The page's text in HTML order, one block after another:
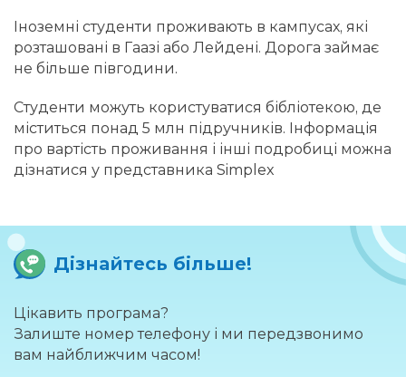
Іноземні студенти проживають в кампусах, які
розташовані в Гаазі або Лейдені. Дорога займає
не більше півгодини.
Студенти можуть користуватися бібліотекою, де
міститься понад 5 млн підручників. Інформація
про вартість проживання і інші подробиці можна
дізнатися у представника Simplex
Дізнайтесь більше!
Цікавить програма?
Залиште номер телефону і ми передзвонимо
вам найближчим часом!